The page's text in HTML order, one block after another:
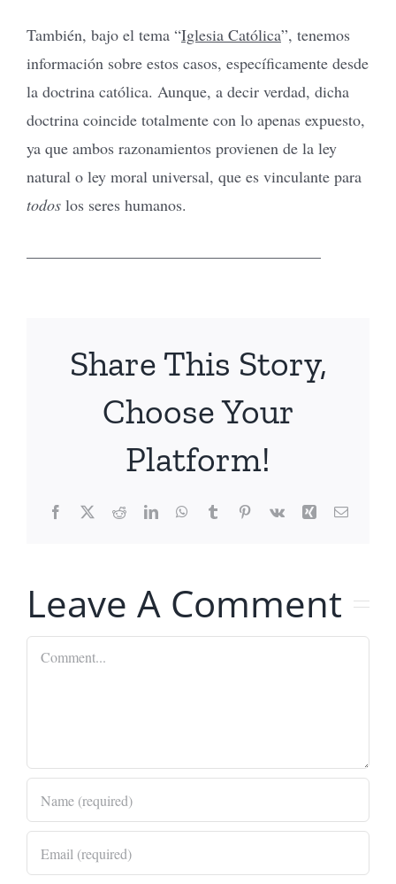
También, bajo el tema “Iglesia Católica”, tenemos
información sobre estos casos, específicamente desde
la doctrina católica. Aunque, a decir verdad, dicha
doctrina coincide totalmente con lo apenas expuesto,
ya que ambos razonamientos provienen de la ley
natural o ley moral universal, que es vinculante para
todos los seres humanos.
Share This Story,
Choose Your
Platform!
Facebook
X RedditLinkedInWhatsApp
TumblrPinterest
Vk Xing Email
Leave A Comment
Comment